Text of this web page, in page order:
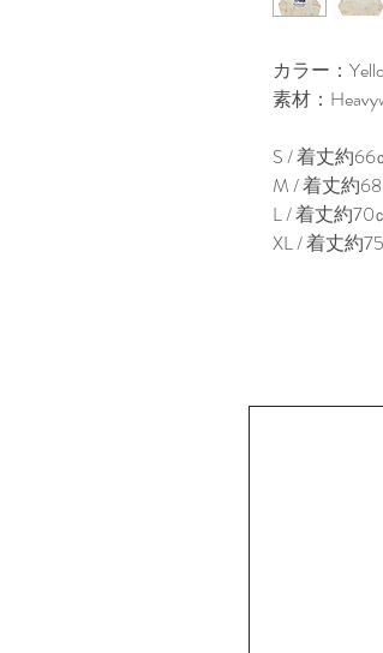
カラー：
素材：
S / 着丈約
M / 着丈約
L / 着丈約70
XL / 着丈約